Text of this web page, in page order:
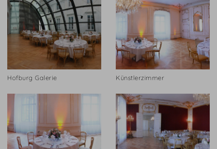
Hofburg Galerie Künstlerzimmer